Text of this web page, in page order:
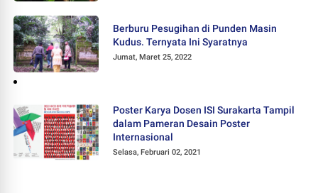
Berburu Pesugihan di Punden Masin
Kudus. Ternyata Ini Syaratnya
Jumat, Maret 25, 2022
Poster Karya Dosen ISI Surakarta Tampil
dalam Pameran Desain Poster
Internasional
Selasa, Februari 02, 2021